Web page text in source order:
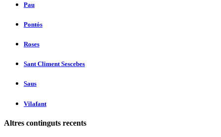
Pau
Pontós
Roses
Sant Climent Sescebes
Saus
Vilafant
Altres continguts recents